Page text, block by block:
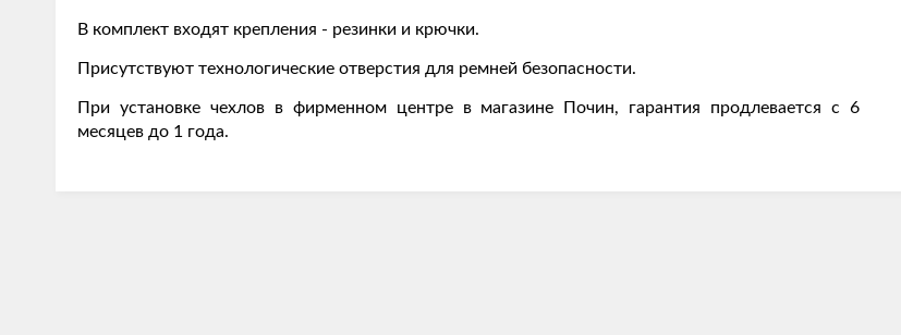
В комплект входят крепления - резинки и крючки.
Присутствуют технологические отверстия для ремней безопасности.
При установке чехлов в фирменном центре в магазине Почин, гарантия продлевается с 6
месяцев до 1 года.